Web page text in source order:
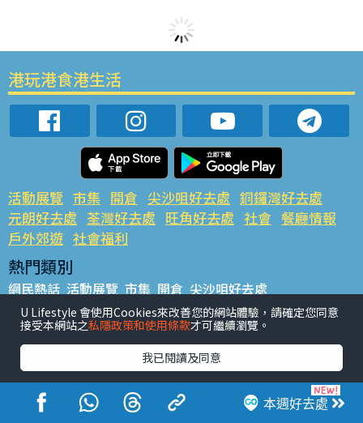
本週好去處
港玩港食港生活
活動展覽 市集 開倉 尖沙咀好去處 銅鑼灣好去處
元朗好去處 荃灣好去處 旺角好去處 社會 餐廳情報
戶外郊遊 社會福利
熱門類別
網民熱話 活動展覽 市集 開倉 尖沙咀好去處
銅鑼灣好去處 元朗好去處 荃灣好去處 旺角好去處 社會
餐廳情報 戶外郊遊
熱門標籤
#UGO搵好去處 #人氣活動推介 #美食社群熱話
#親子玩樂好去處
#ULifestyle應用程式
#限時搶
#UJetso禮物放送
#ULifestyle商戶中心 #著數 #網絡熱話
U Lifestyle 會使用Cookies來改善您的網站體驗，請確定您同意
接受本網站之私隱政策和使用條款才可繼續瀏覽。
我已閱讀及同意